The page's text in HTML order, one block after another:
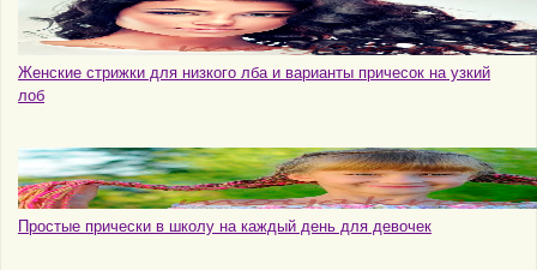
Женские стрижки для низкого лба и варианты причесок на узкий
лоб
Простые прически в школу на каждый день для девочек